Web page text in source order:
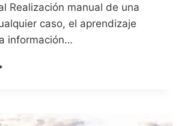
Realización manual de una
caso, el aprendizaje
información…